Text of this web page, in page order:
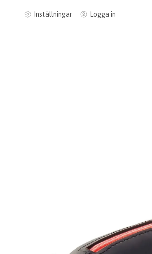
Inställningar Logga in